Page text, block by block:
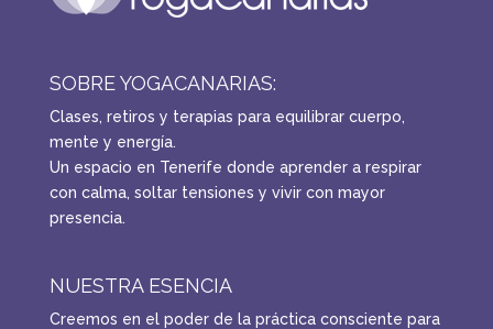
SOBRE YOGACANARIAS:
Clases, retiros y terapias para equilibrar cuerpo,
mente y energía.
Un espacio en Tenerife donde aprender a respirar
con calma, soltar tensiones y vivir con mayor
presencia.
NUESTRA ESENCIA
Creemos en el poder de la práctica consciente para